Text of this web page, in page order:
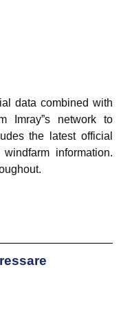
data combined with
Imray”s network to
the latest official
information.